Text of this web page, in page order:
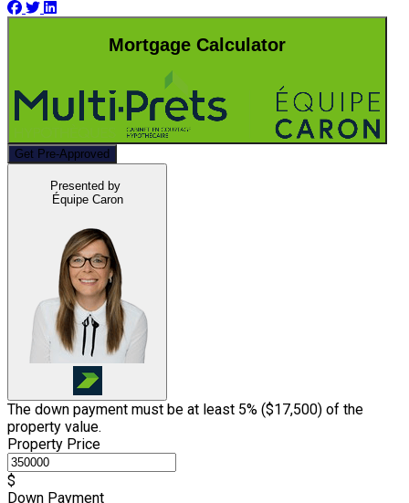
Mortgage Calculator
Get Pre-Approved
Presented by
Équipe Caron
The down payment must be at least 5% ($17,500) of the
property value.
Property Price
$
Down Payment